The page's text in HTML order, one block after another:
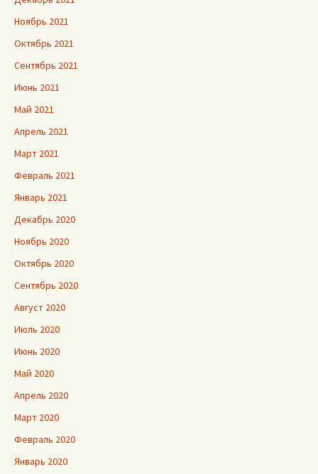
Ноябрь 2021
Октябрь 2021
Сентябрь 2021
Июнь 2021
Май 2021
Апрель 2021
Март 2021
Февраль 2021
Январь 2021
Декабрь 2020
Ноябрь 2020
Октябрь 2020
Сентябрь 2020
Август 2020
Июль 2020
Июнь 2020
Май 2020
Апрель 2020
Март 2020
Февраль 2020
Январь 2020